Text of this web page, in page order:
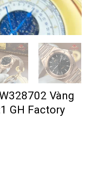
Vàng
GH Factory